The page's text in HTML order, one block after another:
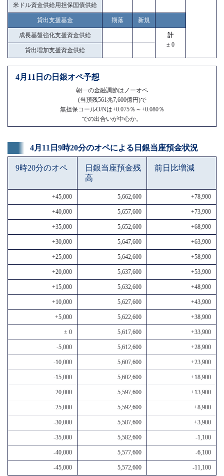
米ドル資金供給用担保国債供給
貸出支援基金 期落 新規
成長基盤強化支援資金供給
計
± 0
貸出増加支援資金供給
4月11日の日銀オペ予想
朝一の金融調節はノーオペ
(当預残561兆7,600億円)で
無担保コールO/Nは+0.075％～+0.080％
での出合いが中心か。
4月11日9時20分のオペによる日銀当座預金状況
9時20分のオペ
日銀当座預金残
高
前日比増減
+45,000 5,662,600 +78,900
+40,000 5,657,600 +73,900
+35,000 5,652,600 +68,900
+30,000 5,647,600 +63,900
+25,000 5,642,600 +58,900
+20,000 5,637,600 +53,900
+15,000 5,632,600 +48,900
+10,000 5,627,600 +43,900
+5,000 5,622,600 +38,900
± 0 5,617,600 +33,900
-5,000 5,612,600 +28,900
-10,000 5,607,600 +23,900
-15,000 5,602,600 +18,900
-20,000 5,597,600 +13,900
-25,000 5,592,600 +8,900
-30,000 5,587,600 +3,900
-35,000 5,582,600 -1,100
-40,000 5,577,600 -6,100
-45,000 5,572,600 -11,100